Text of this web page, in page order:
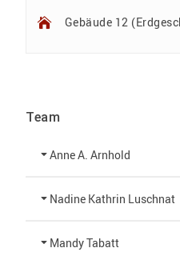
Gebäude 12
Team
Anne A. Arnhold
+49 3631 420-151
anne-
Nadine Kathrin Luschnat
Mandy Tabatt